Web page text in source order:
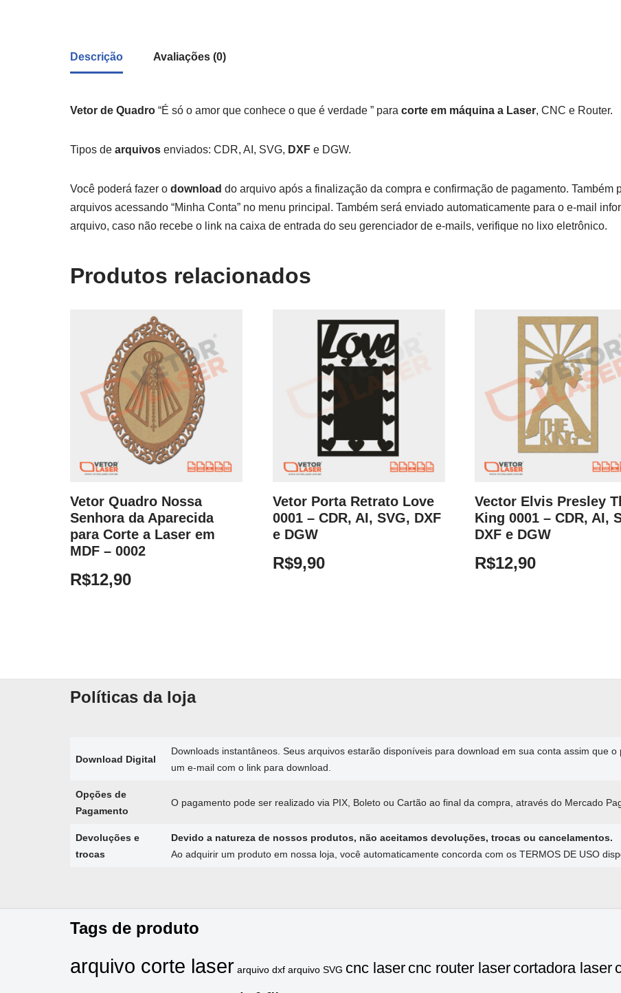
Descrição Avaliações (0)
Vetor de Quadro “É só o amor que conhece o que é verdade ” para corte em máquina a Laser, CNC e Router.
Tipos de arquivos enviados: CDR, AI, SVG, DXF e DGW.
Você poderá fazer o download do arquivo após a finalização da compra e confirmação de pagamento. Também
arquivos acessando “Minha Conta” no menu principal. Também será enviado automaticamente para o e-mail
arquivo, caso não recebe o link na caixa de entrada do seu gerenciador de e-mails, verifique no lixo eletrônico.
Produtos relacionados
Vetor Quadro Nossa
Senhora da Aparecida
para Corte a Laser em
MDF – 0002
R$12,90
Vetor Porta Retrato Love
0001 – CDR, AI, SVG, DXF
e DGW
R$9,90
Vector Elvis Presley
King 0001 – CDR, AI,
DXF e DGW
R$12,90
Políticas da loja
Download Digital
Downloads instantâneos. Seus arquivos estarão disponíveis para download em sua conta assim que
um e-mail com o link para download.
Opções de
Pagamento
O pagamento pode ser realizado via PIX, Boleto ou Cartão ao final da compra, através do Mercado
Devoluções e
trocas
Devido a natureza de nossos produtos, não aceitamos devoluções, trocas ou cancelamentos.
Ao adquirir um produto em nossa loja, você automaticamente concorda com os TERMOS DE USO
Tags de produto
arquivo corte laser arquivo dxf arquivo SVG cnc laser cnc router laser cortadora laser